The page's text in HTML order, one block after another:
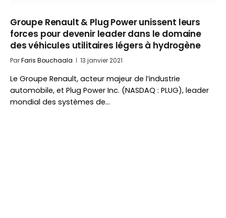
Groupe Renault & Plug Power unissent leurs
forces pour devenir leader dans le domaine
des véhicules utilitaires légers à hydrogène
ParFaris Bouchaala 13 janvier 2021
Le Groupe Renault, acteur majeur de l’industrie
automobile, et Plug Power Inc. (NASDAQ : PLUG), leader
mondial des systèmes de…